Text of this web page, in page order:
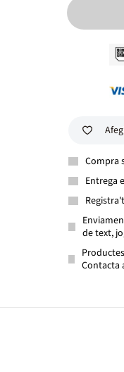
Compra
Entrega
de text,
Contacta